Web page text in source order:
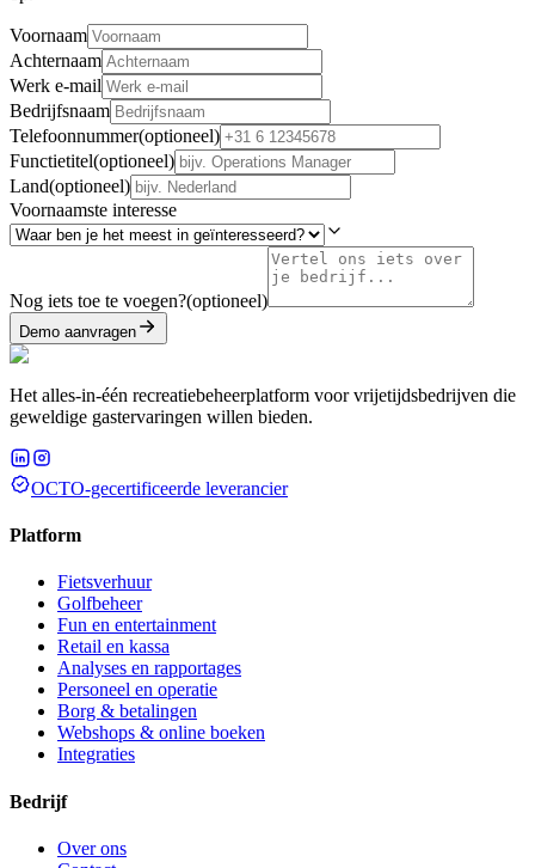
Voornaam
Achternaam
Werk e-mail
Bedrijfsnaam
Telefoonnummer(optioneel)
Functietitel(optioneel)
Land(optioneel)
Voornaamste interesse
Nog iets toe te voegen?(optioneel)
Demo aanvragen
Het alles-in-één recreatiebeheerplatform voor vrijetijdsbedrijven die
geweldige gastervaringen willen bieden.
OCTO-gecertificeerde leverancier
Platform
Fietsverhuur
Golfbeheer
Fun en entertainment
Retail en kassa
Analyses en rapportages
Personeel en operatie
Borg & betalingen
Webshops & online boeken
Integraties
Bedrijf
Over ons